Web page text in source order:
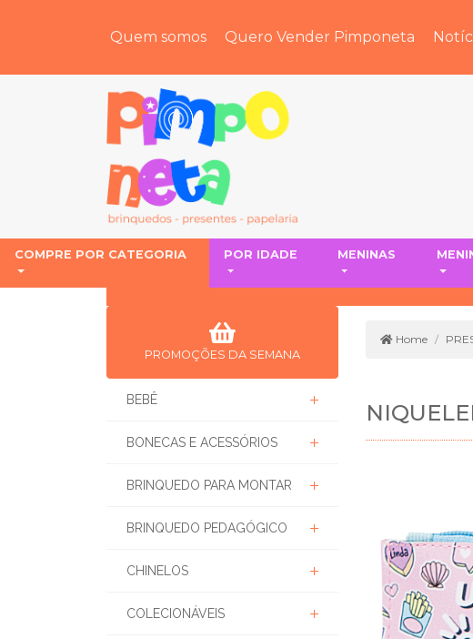
Quem somos Quero Vender Pimponeta
COMPRE POR CATEGORIA POR IDADE MENINAS
PROMOÇÕES DA SEMANA
BEBÊ
BONECAS E ACESSÓRIOS
BRINQUEDO PARA MONTAR
BRINQUEDO PEDAGÓGICO
CHINELOS
COLECIONÁVEIS
Home